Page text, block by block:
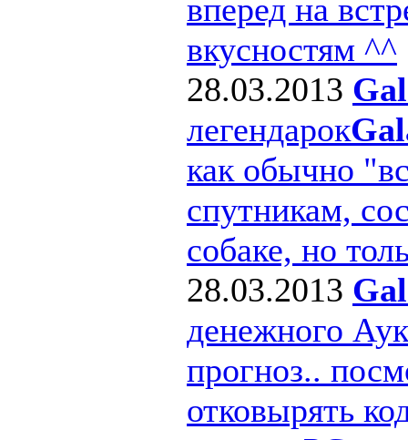
вперед на
вкусностям ^^
28.03.2013
легендарок
как обычно
спутникам,
собаке, но
28.03.2013
денежного
прогноз..
отковырять